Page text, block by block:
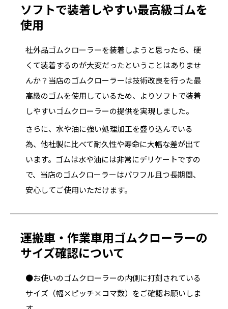
ソフトで装着しやすい最高級ゴムを
使用
社外品ゴムクローラーを装着しようと思ったら、硬
くて装着するのが大変だったということはありませ
んか？当店のゴムクローラーは技術改良を行った最
高級のゴムを使用しているため、よりソフトで装着
しやすいゴムクローラーの提供を実現しました。
さらに、水や油に強い処理加工を盛り込んでいる
為、他社製に比べて耐久性や寿命に大幅な差が出て
います。ゴムは水や油には非常にデリケートですの
で、当店のゴムクローラーはパワフル且つ長期間、
安心してご使用いただけます。
運搬車・作業車用ゴムクローラーの
サイズ確認について
●お使いのゴムクローラーの内側に打刻されている
サイズ（幅×ピッチ×コマ数）をご確認お願いしま